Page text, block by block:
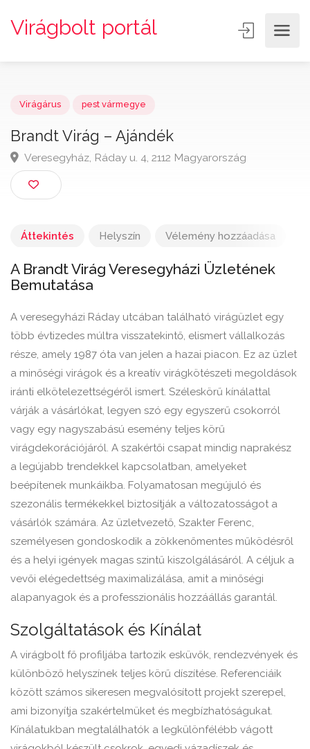
Virágbolt portál
Brandt Virág – Ajándék
Veresegyház, Ráday u. 4, 2112 Magyarország
Áttekintés Helyszín Vélemény hozzáadása
A Brandt Virág Veresegyházi Üzletének
Bemutatása
A veresegyházi Ráday utcában található virágüzlet egy
több évtizedes múltra visszatekintő, elismert vállalkozás
része, amely 1987 óta van jelen a hazai piacon. Ez az üzlet
a minőségi virágok és a kreatív virágkötészeti megoldások
iránti elkötelezettségéről ismert. Széleskörű kínálattal
várják a vásárlókat, legyen szó egy egyszerű csokorról
vagy egy nagyszabású esemény teljes körű
virágdekorációjáról. A szakértői csapat mindig naprakész
a legújabb trendekkel kapcsolatban, amelyeket
beépítenek munkáikba. Folyamatosan megújuló és
szezonális termékekkel biztosítják a változatosságot a
vásárlók számára. Az üzletvezető, Szakter Ferenc,
személyesen gondoskodik a zökkenőmentes működésről
és a helyi igények magas szintű kiszolgálásáról. A céljuk a
vevői elégedettség maximalizálása, amit a minőségi
alapanyagok és a professzionális hozzáállás garantál.
Szolgáltatások és Kínálat
A virágbolt fő profiljába tartozik esküvők, rendezvények és
különböző helyszínek teljes körű díszítése. Referenciáik
között számos sikeresen megvalósított projekt szerepel,
ami bizonyítja szakértelmüket és megbízhatóságukat.
Kínálatukban megtalálhatók a legkülönfélébb vágott